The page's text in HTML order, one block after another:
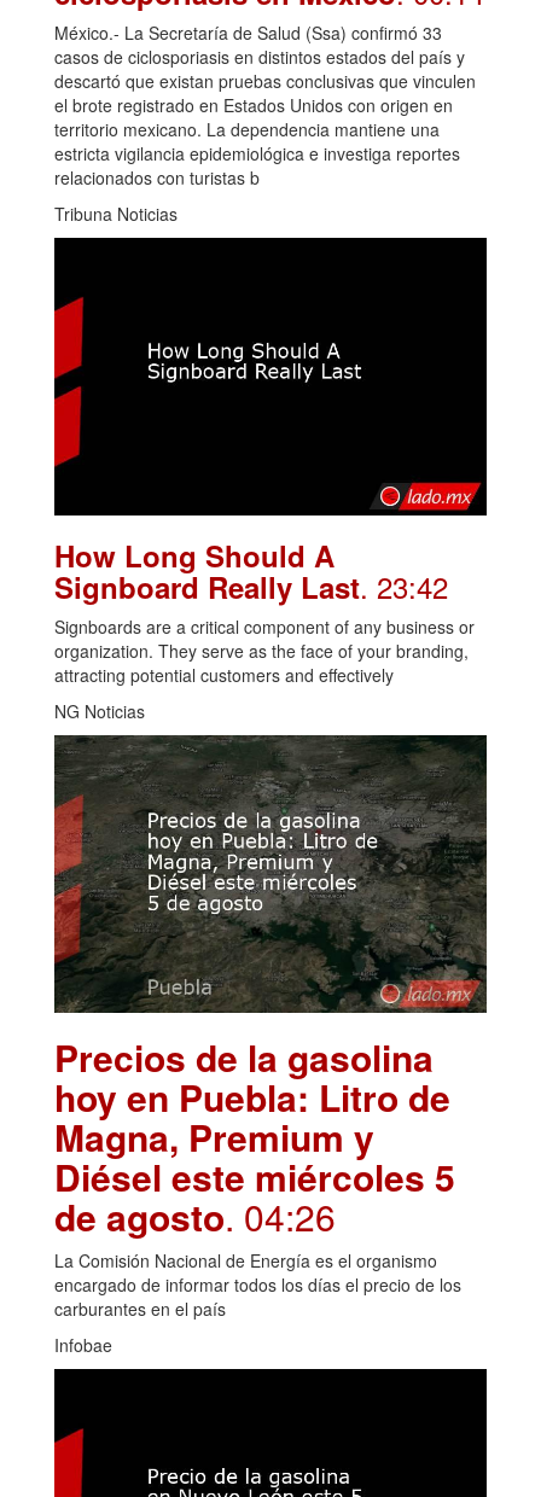
México.- La Secretaría de Salud (Ssa) confirmó 33
casos de ciclosporiasis en distintos estados del país y
descartó que existan pruebas conclusivas que vinculen
el brote registrado en Estados Unidos con origen en
territorio mexicano. La dependencia mantiene una
estricta vigilancia epidemiológica e investiga reportes
relacionados con turistas b
Tribuna Noticias
How Long Should A
Signboard Really Last. 23:42
Signboards are a critical component of any business or
organization. They serve as the face of your branding,
attracting potential customers and effectively
NG Noticias
Precios de la gasolina
hoy en Puebla: Litro de
Magna, Premium y
Diésel este miércoles 5
de agosto. 04:26
La Comisión Nacional de Energía es el organismo
encargado de informar todos los días el precio de los
carburantes en el país
Infobae